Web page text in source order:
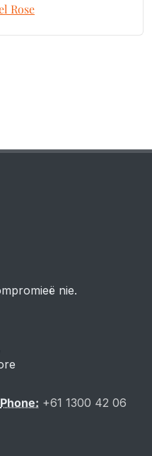
Rose
nie.
Phone: +61 1300 42 06